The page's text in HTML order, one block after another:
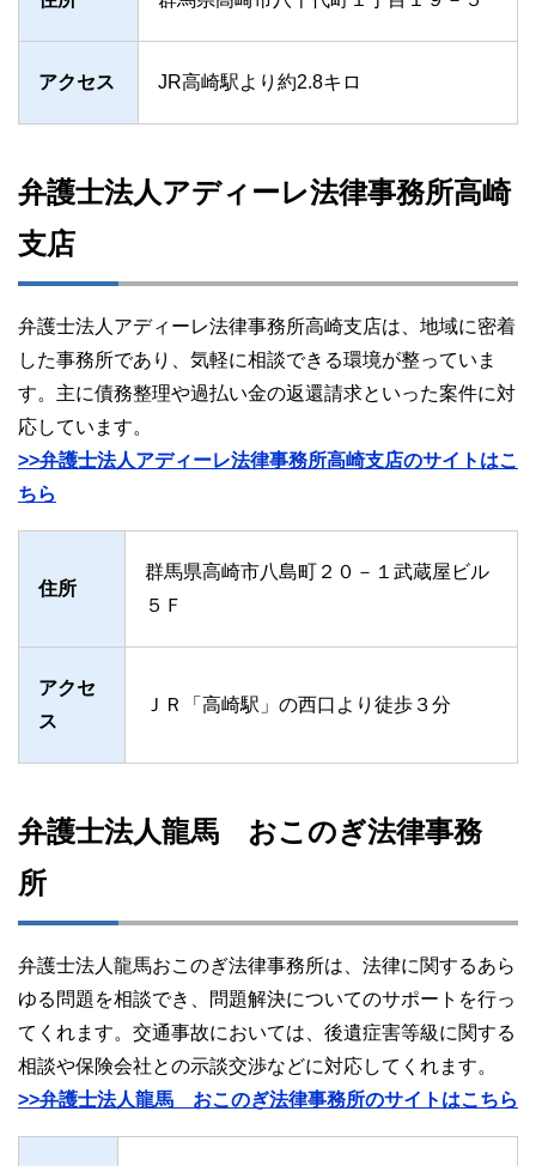
アクセス JR高崎駅より約2.8キロ
弁護士法人アディーレ法律事務所高崎
支店
弁護士法人アディーレ法律事務所高崎支店は、地域に密着
した事務所であり、気軽に相談できる環境が整っていま
す。主に債務整理や過払い金の返還請求といった案件に対
応しています。
>>弁護士法人アディーレ法律事務所高崎支店のサイトはこ
ちら
住所
群馬県高崎市八島町２０－１武蔵屋ビル
５Ｆ
アクセ
ス
ＪＲ「高崎駅」の西口より徒歩３分
弁護士法人龍馬 おこのぎ法律事務
所
弁護士法人龍馬おこのぎ法律事務所は、法律に関するあら
ゆる問題を相談でき、問題解決についてのサポートを行っ
てくれます。交通事故においては、後遺症害等級に関する
相談や保険会社との示談交渉などに対応してくれます。
>>弁護士法人龍馬 おこのぎ法律事務所のサイトはこちら